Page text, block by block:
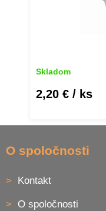
Skladom
2,20 € / ks
O spoločnosti
Kontakt
O spoločnosti